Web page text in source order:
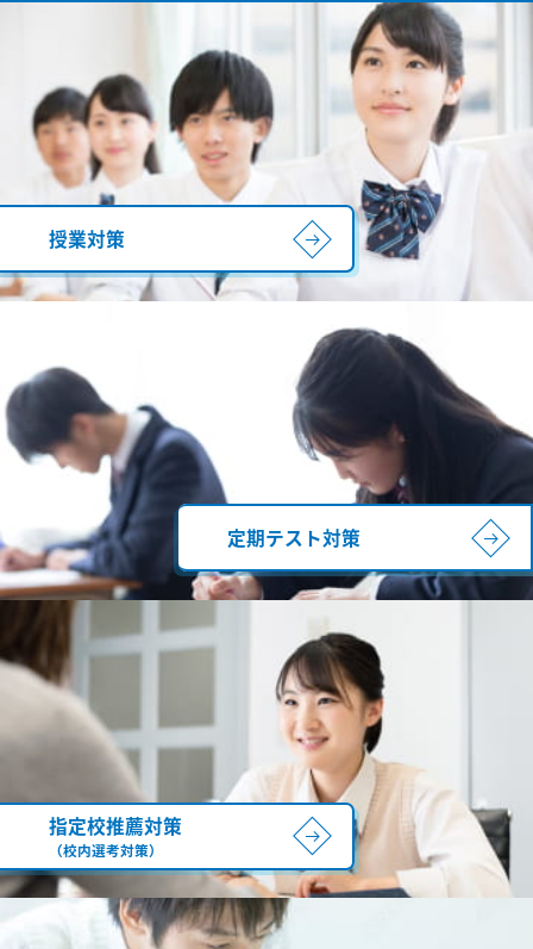
授業対策
定期テスト対策
指定校推薦対策
（校内選考対策）